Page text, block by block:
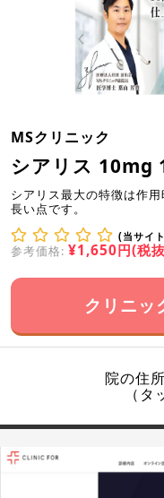
MSクリニック
シアリス 10mg
シアリス最大の特徴は作
長い点です。
(当サイ
参考価格: ¥1,650円(税
クリニッ
院の住
（タ